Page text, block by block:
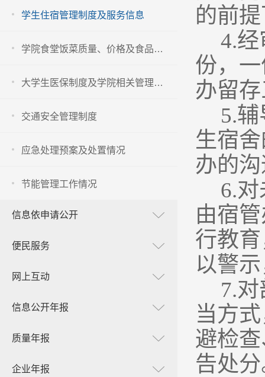
学生住宿管理制度及服务信息
学院食堂饭菜质量、价格及食品卫生安全管理信息
大学生医保制度及学院相关管理办法
交通安全管理制度
应急处理预案及处置情况
节能管理工作情况
信息依申请公开
便民服务
网上互动
信息公开年报
质量年报
企业年报
的前
4.经
份，
办留
5.辅
生宿
办的
6.
由宿
行教
以警
7.
当方
避检
告处